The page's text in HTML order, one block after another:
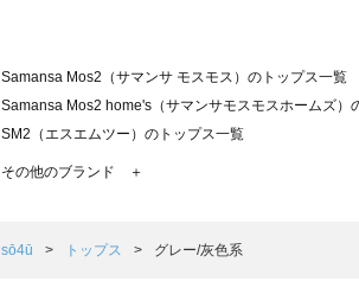
Samansa Mos2（サマンサ モスモス）のトップス一覧
Samansa Mos2 home's（サマンサモスモスホームズ）
SM2（エスエムツー）のトップス一覧
TSUHARU by Samansa Mos2（ツハルバイサマンサモ
Samansa Mos2 Lagom（サマンサモスモス ラーゴム）
その他のブランド ＋
sō4ū トップス グレー/灰色系